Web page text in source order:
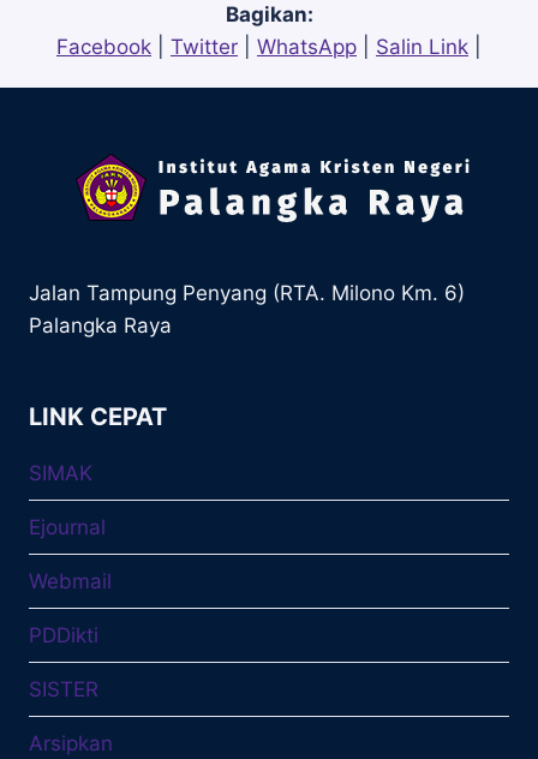
Bagikan:
Facebook
Twitter WhatsApp Salin Link
Jalan Tampung Penyang (RTA. Milono Km. 6)
Palangka Raya
LINK CEPAT
SIMAK
Ejournal
Webmail
PDDikti
SISTER
Arsipkan